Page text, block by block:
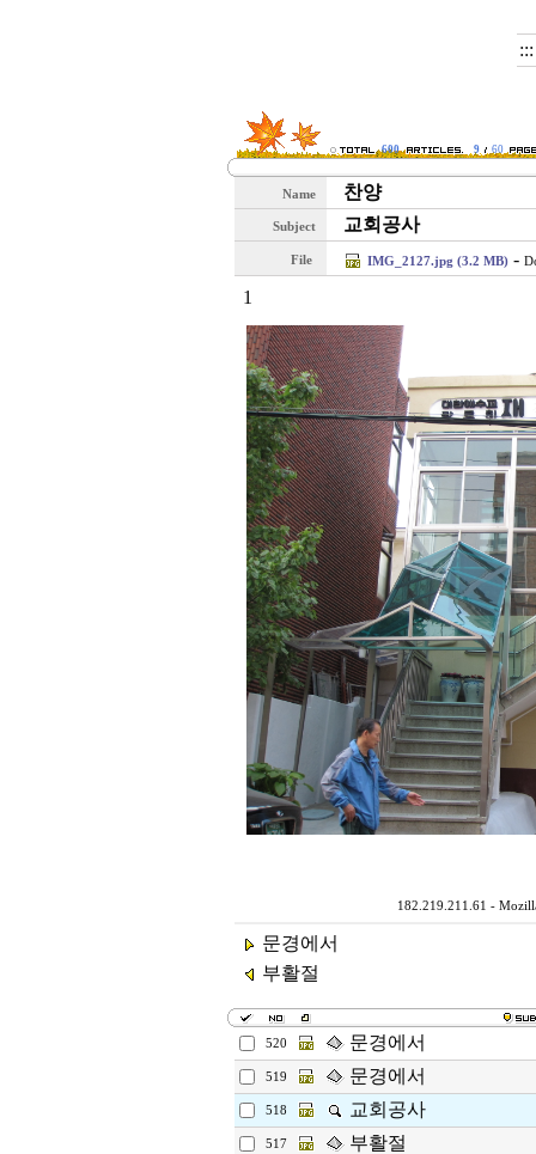
600 9 60
Name 찬양
Subject 교회공사
File IMG_2127.jpg (3.2 MB) -
1
182.219.211.61 -
문경에서
부활절
520 문경에서
519 문경에서
518 교회공사
517 부활절